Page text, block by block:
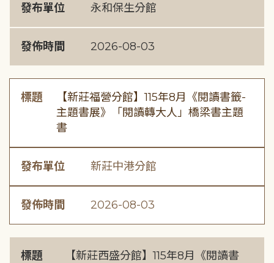
發布單位 永和保生分館
發佈時間 2026-08-03
標題
【新莊福營分館】115年8月《閱讀書籤-
主題書展》「閱讀轉大人」橋梁書主題
書
發布單位 新莊中港分館
發佈時間 2026-08-03
標題
【新莊西盛分館】115年8月《閱讀書